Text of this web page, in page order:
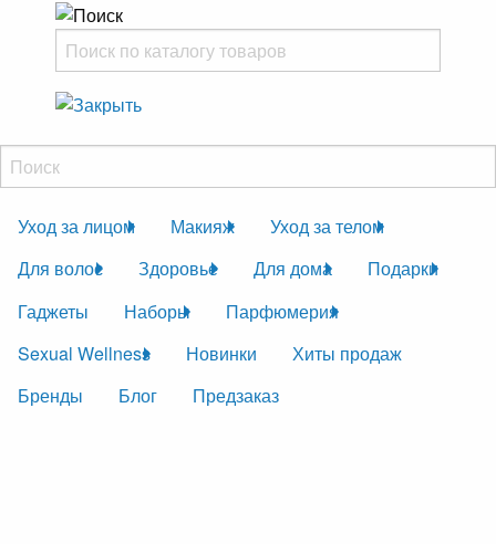
Уход за лицом Макияж
Уход за телом
Для волос
Здоровье Для дома
Подарки
Гаджеты
Наборы
Парфюмерия
Sexual Wellness
Новинки
Хиты продаж
Бренды
Блог Предзаказ